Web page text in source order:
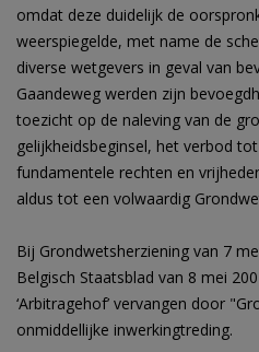
omdat deze duidelijk de
weerspiegelde, met name de
diverse wetgevers in geval van
Gaandeweg werden zijn
toezicht op de naleving van de
gelijkheidsbeginsel, het verbod
fundamentele rechten en
aldus tot een volwaardig
Bij Grondwetsherziening van 7
Belgisch Staatsblad van 8 mei
‘Arbitragehof’ vervangen door
onmiddellijke inwerkingtreding.